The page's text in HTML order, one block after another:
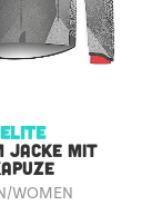
ELITE
JACKE MIT
WOMEN